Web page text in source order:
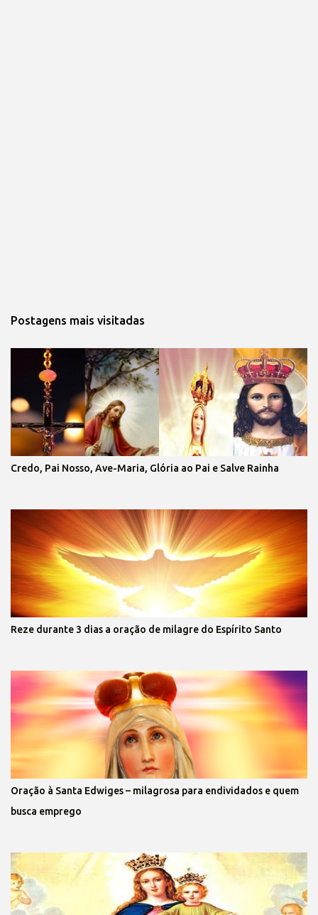
Postagens mais visitadas
Credo, Pai Nosso, Ave-Maria, Glória ao Pai e Salve Rainha
Reze durante 3 dias a oração de milagre do Espírito Santo
Oração à Santa Edwiges – milagrosa para endividados e quem
busca emprego